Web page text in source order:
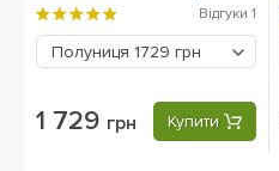
Protein, 1000 g
Відгуки 1
Полуниця 1729 грн
1 729 грн Купити